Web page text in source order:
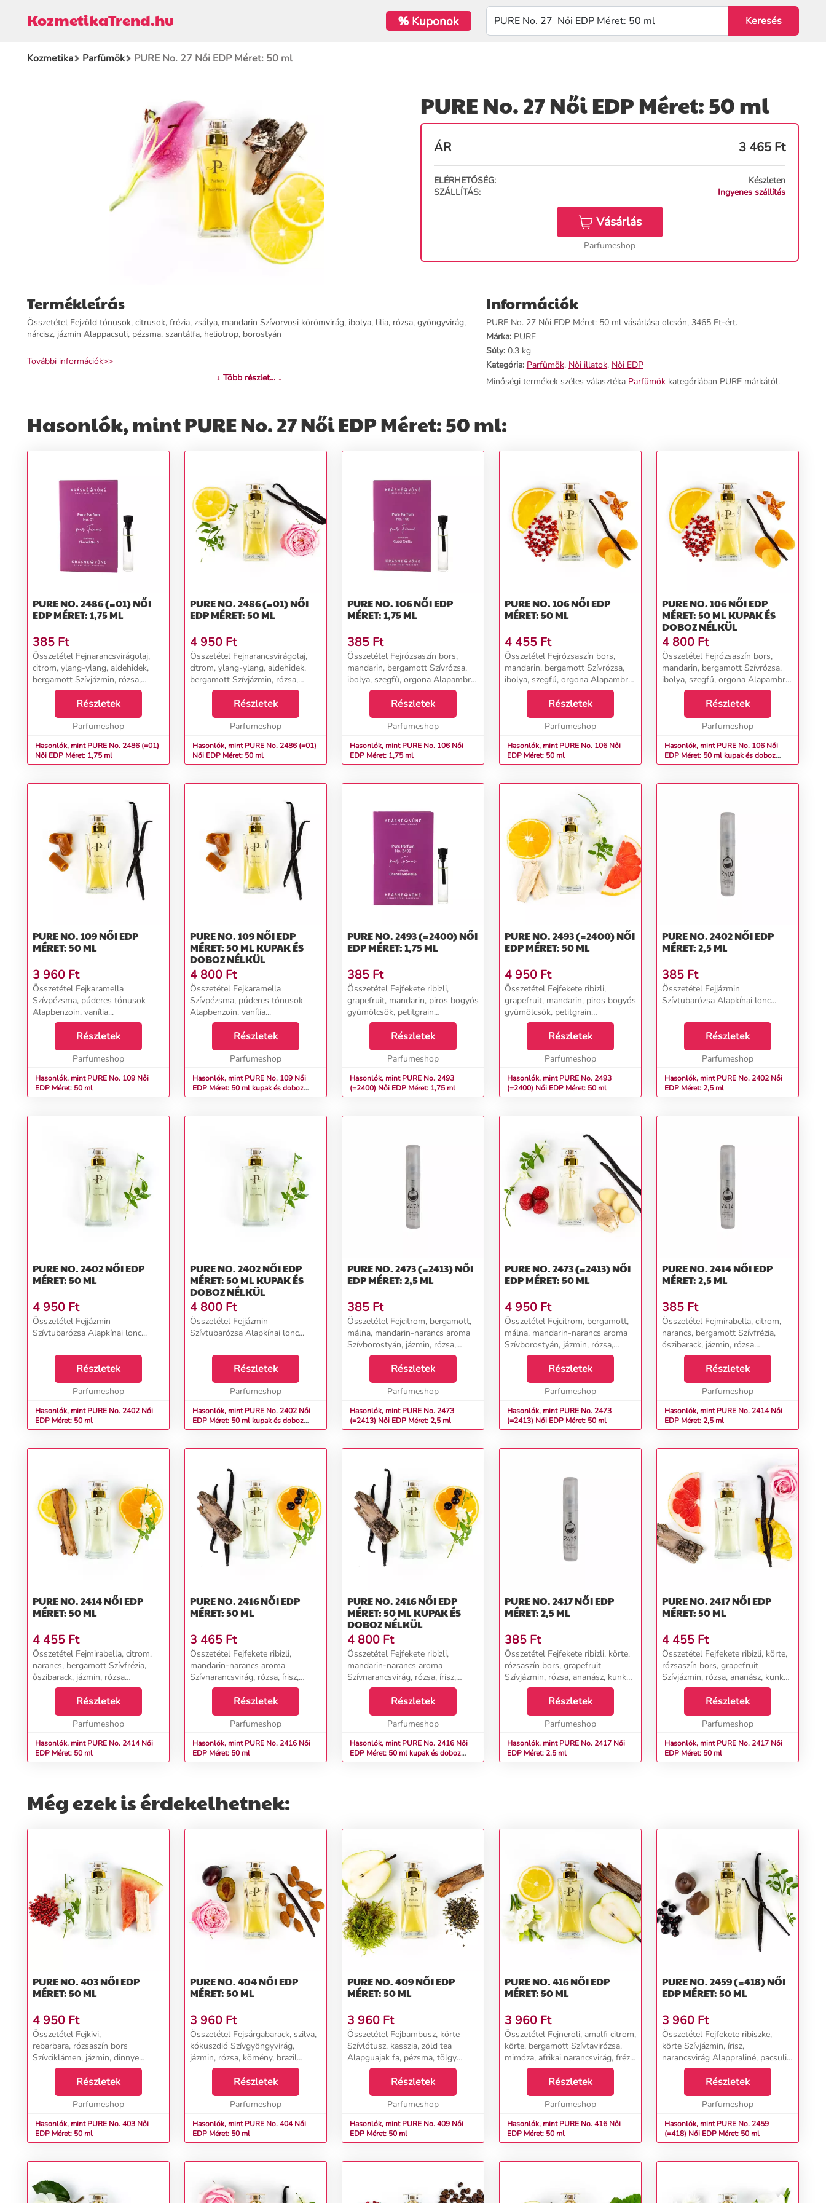
KozmetikaTrend.hu %Kuponok
Kozmetika Parfümök PURE No. 27 Női EDP Méret: 50 ml
PURE No. 27 Női EDP Méret: 50 ml
ÁR 3 465 Ft
ELÉRHETŐSÉG:
Készleten
SZÁLLÍTÁS:
Ingyenes szállítás
Vásárlás
Parfumeshop
Termékleírás
Összetétel Fejzöld tónusok, citrusok, frézia, zsálya, mandarin Szívorvosi körömvirág, ibolya, lilia, rózsa, gyöngyvirág,
nárcisz, jázmin Alappacsuli, pézsma, szantálfa, heliotrop, borostyán
További információk>>
↓ Több részlet... ↓
Információk
PURE No. 27 Női EDP Méret: 50 ml vásárlása olcsón, 3465 Ft-ért.
Márka:PURE
Súly:0.3 kg
Kategória: Parfümök, Női illatok, Női EDP
Minőségi termékek széles választéka Parfümökkategóriában PURE márkától.
Hasonlók, mint PURE No. 27 Női EDP Méret: 50 ml:
PURE NO. 2486 (=01) NŐI
EDP MÉRET: 1,75 ML
385 Ft
Összetétel Fejnarancsvirágolaj,
citrom, ylang-ylang, aldehidek,
bergamott Szívjázmin, rózsa,
gyöngyvirág Alapvetiver, cibet,
pacsuli, borostyán, pézsma,
vanília, szantálfa...
Részletek
Parfumeshop
Hasonlók, mint PURE No. 2486 (=01)
Női EDP Méret: 1,75 ml
PURE NO. 2486 (=01) NŐI
EDP MÉRET: 50 ML
4 950 Ft
Összetétel Fejnarancsvirágolaj,
citrom, ylang-ylang, aldehidek,
bergamott Szívjázmin, rózsa,
gyöngyvirág Alapvetiver, cibet,
pacsuli, borostyán, pézsma,
vanília, szantálfa...
Részletek
Parfumeshop
Hasonlók, mint PURE No. 2486 (=01)
Női EDP Méret: 50 ml
PURE NO. 106 NŐI EDP
MÉRET: 1,75 ML
385 Ft
Összetétel Fejrózsaszín bors,
mandarin, bergamott Szívrózsa,
ibolya, szegfű, orgona Alapambra,
pacsuli, fehér pézsma, vanília...
Részletek
Parfumeshop
Hasonlók, mint PURE No. 106 Női
EDP Méret: 1,75 ml
PURE NO. 106 NŐI EDP
MÉRET: 50 ML
4 455 Ft
Összetétel Fejrózsaszín bors,
mandarin, bergamott Szívrózsa,
ibolya, szegfű, orgona Alapambra,
pacsuli, fehér pézsma, vanília...
Részletek
Parfumeshop
Hasonlók, mint PURE No. 106 Női
EDP Méret: 50 ml
PURE NO. 106 NŐI EDP
MÉRET: 50 ML KUPAK ÉS
DOBOZ NÉLKÜL
4 800 Ft
Összetétel Fejrózsaszín bors,
mandarin, bergamott Szívrózsa,
ibolya, szegfű, orgona Alapambra,
pacsuli, fehér pézsma, vanília...
Részletek
Parfumeshop
Hasonlók, mint PURE No. 106 Női
EDP Méret: 50 ml kupak és doboz
nélkül
PURE NO. 109 NŐI EDP
MÉRET: 50 ML
3 960 Ft
Összetétel Fejkaramella
Szívpézsma, púderes tónusok
Alapbenzoin, vanília...
Részletek
Parfumeshop
Hasonlók, mint PURE No. 109 Női
EDP Méret: 50 ml
PURE NO. 109 NŐI EDP
MÉRET: 50 ML KUPAK ÉS
DOBOZ NÉLKÜL
4 800 Ft
Összetétel Fejkaramella
Szívpézsma, púderes tónusok
Alapbenzoin, vanília...
Részletek
Parfumeshop
Hasonlók, mint PURE No. 109 Női
EDP Méret: 50 ml kupak és doboz
nélkül
PURE NO. 2493 (=2400) NŐI
EDP MÉRET: 1,75 ML
385 Ft
Összetétel Fejfekete ribizli,
grapefruit, mandarin, piros bogyós
gyümölcsök, petitgrain
Szívtuberózsa, narancsvirág,
jázmin, ylang-ylang, kókusz
Alappézsma, szantálfa, vanília...
Részletek
Parfumeshop
Hasonlók, mint PURE No. 2493
(=2400) Női EDP Méret: 1,75 ml
PURE NO. 2493 (=2400) NŐI
EDP MÉRET: 50 ML
4 950 Ft
Összetétel Fejfekete ribizli,
grapefruit, mandarin, piros bogyós
gyümölcsök, petitgrain
Szívtuberózsa, narancsvirág,
jázmin, ylang-ylang, kókusz
Alappézsma, szantálfa, vanília...
Részletek
Parfumeshop
Hasonlók, mint PURE No. 2493
(=2400) Női EDP Méret: 50 ml
PURE NO. 2402 NŐI EDP
MÉRET: 2,5 ML
385 Ft
Összetétel Fejjázmin
Szívtubarózsa Alapkínai lonc...
Részletek
Parfumeshop
Hasonlók, mint PURE No. 2402 Női
EDP Méret: 2,5 ml
PURE NO. 2402 NŐI EDP
MÉRET: 50 ML
4 950 Ft
Összetétel Fejjázmin
Szívtubarózsa Alapkínai lonc...
Részletek
Parfumeshop
Hasonlók, mint PURE No. 2402 Női
EDP Méret: 50 ml
PURE NO. 2402 NŐI EDP
MÉRET: 50 ML KUPAK ÉS
DOBOZ NÉLKÜL
4 800 Ft
Összetétel Fejjázmin
Szívtubarózsa Alapkínai lonc...
Részletek
Parfumeshop
Hasonlók, mint PURE No. 2402 Női
EDP Méret: 50 ml kupak és doboz
nélkül
PURE NO. 2473 (=2413) NŐI
EDP MÉRET: 2,5 ML
385 Ft
Összetétel Fejcitrom, bergamott,
málna, mandarin-narancs aroma
Szívborostyán, jázmin, rózsa,
narancsvirág, gyömbér virág,
gardénia Alapkardamom,
szantálfa, vanília, karamell,
benzoin, kumarin, édesgyö...
Részletek
Parfumeshop
Hasonlók, mint PURE No. 2473
(=2413) Női EDP Méret: 2,5 ml
PURE NO. 2473 (=2413) NŐI
EDP MÉRET: 50 ML
4 950 Ft
Összetétel Fejcitrom, bergamott,
málna, mandarin-narancs aroma
Szívborostyán, jázmin, rózsa,
narancsvirág, gyömbér virág,
gardénia Alapkardamom,
szantálfa, vanília, karamell,
benzoin, kumarin, édesgyö...
Részletek
Parfumeshop
Hasonlók, mint PURE No. 2473
(=2413) Női EDP Méret: 50 ml
PURE NO. 2414 NŐI EDP
MÉRET: 2,5 ML
385 Ft
Összetétel Fejmirabella, citrom,
narancs, bergamott Szívfrézia,
őszibarack, jázmin, rózsa
Alaptölgymoha, pacsuli, szantálfa,
borostyánfa, fehér pézsma...
Részletek
Parfumeshop
Hasonlók, mint PURE No. 2414 Női
EDP Méret: 2,5 ml
PURE NO. 2414 NŐI EDP
MÉRET: 50 ML
4 455 Ft
Összetétel Fejmirabella, citrom,
narancs, bergamott Szívfrézia,
őszibarack, jázmin, rózsa
Alaptölgymoha, pacsuli, szantálfa,
borostyánfa, fehér pézsma...
Részletek
Parfumeshop
Hasonlók, mint PURE No. 2414 Női
EDP Méret: 50 ml
PURE NO. 2416 NŐI EDP
MÉRET: 50 ML
3 465 Ft
Összetétel Fejfekete ribizli,
mandarin-narancs aroma
Szívnarancsvirág, rózsa, írisz,
jázmin, ibolya szirmok,
gyöngyvirág Alapszantálfa,
borostyán, vetiver, vanília...
Részletek
Parfumeshop
Hasonlók, mint PURE No. 2416 Női
EDP Méret: 50 ml
PURE NO. 2416 NŐI EDP
MÉRET: 50 ML KUPAK ÉS
DOBOZ NÉLKÜL
4 800 Ft
Összetétel Fejfekete ribizli,
mandarin-narancs aroma
Szívnarancsvirág, rózsa, írisz,
jázmin, ibolya szirmok,
gyöngyvirág Alapszantálfa,
borostyán, vetiver, vanília...
Részletek
Parfumeshop
Hasonlók, mint PURE No. 2416 Női
EDP Méret: 50 ml kupak és doboz
nélkül
PURE NO. 2417 NŐI EDP
MÉRET: 2,5 ML
385 Ft
Összetétel Fejfekete ribizli, körte,
rózsaszín bors, grapefruit
Szívjázmin, rózsa, ananász, kunkor
Alapcédrus, vanília, ambra,
Részletek
Parfumeshop
Hasonlók, mint PURE No. 2417 Női
EDP Méret: 2,5 ml
PURE NO. 2417 NŐI EDP
MÉRET: 50 ML
4 455 Ft
Összetétel Fejfekete ribizli, körte,
rózsaszín bors, grapefruit
Szívjázmin, rózsa, ananász, kunkor
Alapcédrus, vanília, ambra,
Részletek
Parfumeshop
Hasonlók, mint PURE No. 2417 Női
EDP Méret: 50 ml
Még ezek is érdekelhetnek:
PURE NO. 403 NŐI EDP
MÉRET: 50 ML
4 950 Ft
Összetétel Fejkivi,
rebarbara, rózsaszín bors
Szívciklámen, jázmin, dinnye
Alapcitrom, pézsma, szantálfa...
Részletek
Parfumeshop
Hasonlók, mint PURE No. 403 Női
EDP Méret: 50 ml
PURE NO. 404 NŐI EDP
MÉRET: 50 ML
3 960 Ft
Összetétel Fejsárgabarack, szilva,
kókuszdió Szívgyöngyvirág,
jázmin, rózsa, kömény, brazil
rózsafa, tubarózsa Alapszantálfa,
vanília, pézsma, mandula...
Részletek
Parfumeshop
Hasonlók, mint PURE No. 404 Női
EDP Méret: 50 ml
PURE NO. 409 NŐI EDP
MÉRET: 50 ML
3 960 Ft
Összetétel Fejbambusz, körte
Szívlótusz, kasszia, zöld tea
Alapguajak fa, pézsma, tölgy
moha...
Részletek
Parfumeshop
Hasonlók, mint PURE No. 409 Női
EDP Méret: 50 ml
PURE NO. 416 NŐI EDP
MÉRET: 50 ML
3 960 Ft
Összetétel Fejneroli, amalfi citrom,
körte, bergamott Szívtavirózsa,
mimóza, afrikai narancsvirág, frézia
Alapborostyán, guaiac fa,
Részletek
Parfumeshop
Hasonlók, mint PURE No. 416 Női
EDP Méret: 50 ml
PURE NO. 2459 (=418) NŐI
EDP MÉRET: 50 ML
3 960 Ft
Összetétel Fejfekete ribiszke,
körte Szívjázmin, írisz,
narancsvirág Alappraliné, pacsuli,
tonkabab, vanília...
Részletek
Parfumeshop
Hasonlók, mint PURE No. 2459
(=418) Női EDP Méret: 50 ml